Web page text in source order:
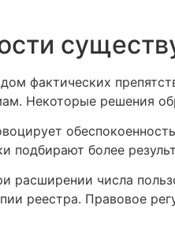
фактических
Некоторые решения
подбирают более
расширении числа
реестра. Правовое